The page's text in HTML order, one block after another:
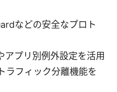
などの安全なプロト
アプリ別例外設定を活用
ラフィック分離機能を